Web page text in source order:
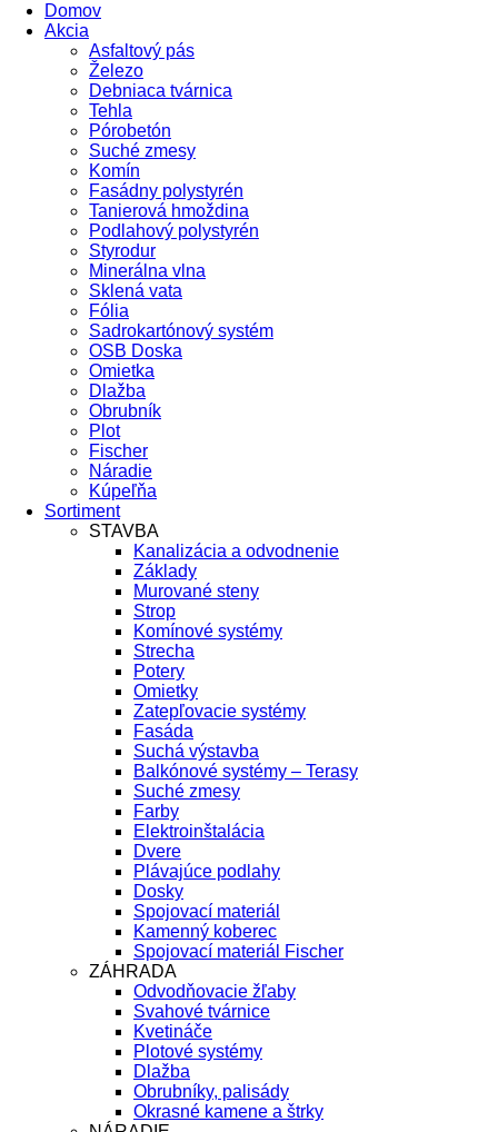
Domov
Akcia
Asfaltový pás
Železo
Debniaca tvárnica
Tehla
Pórobetón
Suché zmesy
Komín
Fasádny polystyrén
Tanierová hmoždina
Podlahový polystyrén
Styrodur
Minerálna vlna
Sklená vata
Fólia
Sadrokartónový systém
OSB Doska
Omietka
Dlažba
Obrubník
Plot
Fischer
Náradie
Kúpeľňa
Sortiment
STAVBA
Kanalizácia a odvodnenie
Základy
Murované steny
Strop
Komínové systémy
Strecha
Potery
Omietky
Zatepľovacie systémy
Fasáda
Suchá výstavba
Balkónové systémy – Terasy
Suché zmesy
Farby
Elektroinštalácia
Dvere
Plávajúce podlahy
Dosky
Spojovací materiál
Kamenný koberec
Spojovací materiál Fischer
ZÁHRADA
Odvodňovacie žľaby
Svahové tvárnice
Kvetináče
Plotové systémy
Dlažba
Obrubníky, palisády
Okrasné kamene a štrky